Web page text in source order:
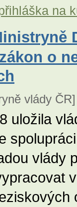
na
o
vlády
uložila
vlády